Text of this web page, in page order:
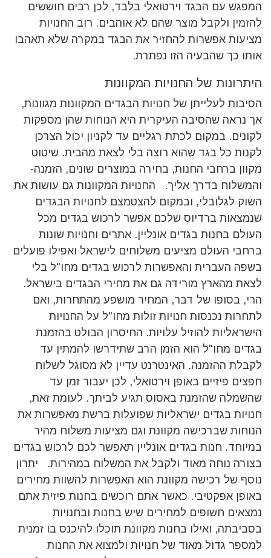
המפגש עם הבגד וירטואלי בלבד, לכן רבים חוששים
להזמין ולקבל מוצר שהם לא אוהבים. רוב החנויות
מציעות אפשרות להחזיר את הבגד במקרה שלא תאהבו
אותו כך שהבעיה הזו נפתרת.
היתרונות של החנויות המקוונות
הסיבות לעלייתן של חנויות הבגדים המקוונות מגוונות,
אך נראה שהסיבה העיקרית היא הנוחות שהן מספקות
לקונים. במקום לכתת רגליים עד לקניון יכול הצרכן
לקנות כל בגד שהוא רוצה בלי לצאת מהבית. שיטוט
מקוון ברחבי החנות, בחירה במוצרים שונים, הזמנה-
והמשלוח בדרך אליך. החנויות המקוונות גם עושות את
השוק לגלובלי, ובמקום להצטמצם לחנויות הבגדים
שנמצאות ברדיוס שלכם אפשר לרכוש בגדים מכל
העולם בחנות בגדים אונליין. אתרים וחנויות שונות
ברחבי העולם מציעים משלוחים לישראל ואפילו פועלים
בשפה העברית והאפשרות לרכוש בגדים מחו"ל בלי
לצאת מהארץ מורידה גם את מחירי הבגדים בישראל.
הרי, בסופו של דבר, המחיר מושפע מהתחרות, ואם
לתחרות נכנסות חנויות זולות מחו"ל על החנויות
הישראליות להוזיל עלויות. החיסרון הבולט בהזמנת
בגדים מחו"ל הוא הזמן הרב שתידרשו להמתין עד
לקבלת ההזמנה. האינטרנט עדיין לא מסוגל לשלוח
חפצים פיזיים באופן וירטואלי, לכן יעבור זמן עד
שהשמלה שהזמנת באסוס תגיע לביתך. לעומת זאת,
חנויות בגדים ישראליות שפועלות ברשת מאפשרות את
הנוחות שברכישה מקוונת וגם מציעות משלוח מהיר
במיוחד. חנות בגדים אונליין תאפשר לכם לרכוש בגדים
בצורה נוחה מאוד ולקבל את המשלוח במהירות. יתרון
נוסף של רכישה מקוונת הוא האפשרות להשוות מחירים
באופן אפקטיבי. כאשר אתם רוכשים בחנות פיזית אתם
נמצאים חשופים למחירים שיש בחנות ובחנויות
בסביבתה, ואילו בחנות מקוונת תוכלו להיכנס בו זמנית
למספר גדול מאוד של חנויות ולמצוא את החנות